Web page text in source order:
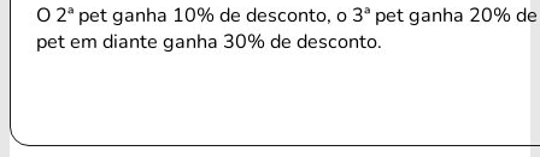
O 2ª pet ganha 10% de desconto, o 3ª pet ganha 20%
pet em diante ganha 30% de desconto.